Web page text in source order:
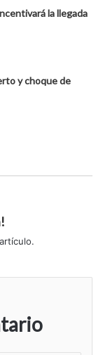
la llegada
y choque de